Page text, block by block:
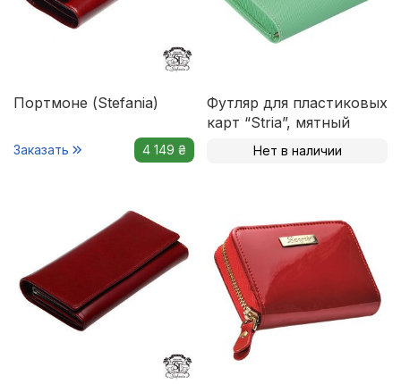
Портмоне (Stefania)
Заказать 4 149 ₴
Футляр для пластиковых
карт “Stria”, мятный
Нет в наличии